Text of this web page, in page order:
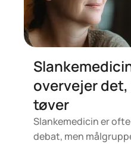
overvejer
tøver
Slankemedicin er
debat, men